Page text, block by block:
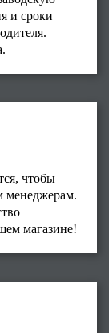
и сроки
чтобы
менеджерам.
магазине!